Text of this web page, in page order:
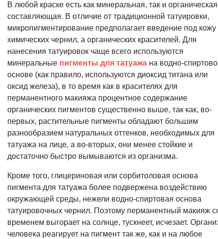
В любой краске есть как минеральная, так и органическая
составляющая. В отличие от традиционной татуировки,
микропигментирование предполагает введение под кожу
химических чернил, а органических красителей. Для
нанесения татуировок чаще всего используются
минеральные пигменты для татуажа на водно-
основе (как правило, используются диоксид титана или
оксид железа), в то время как в красителях для
перманентного макияжа процентное содержание
органических пигментов существенно выше, так как, во-
первых, растительные пигменты обладают большим
разнообразием натуральных оттенков, необходимых для
татуажа на лице, а во-вторых, они менее стойкие и
достаточно быстро вымываются из организма.
Кроме того, глицериновая или сорбитоловая основа
пигмента для татуажа более подвержена воздействию
окружающей среды, нежели водно-спиртовая основа
татуировочных чернил. Поэтому перманентный макияж
временем выгорает на солнце, тускнеет, исчезает.
человека реагирует на пигмент так же, как и на любое